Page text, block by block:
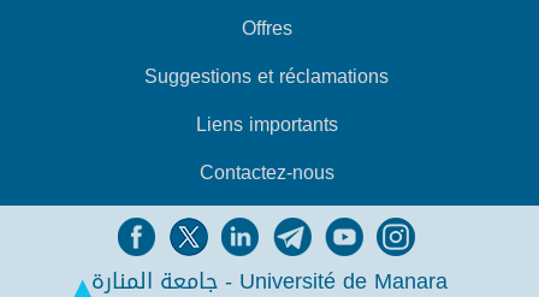
Offres
Suggestions et réclamations
Liens importants
Contactez-nous
جامعة المنارة - Université de Manara